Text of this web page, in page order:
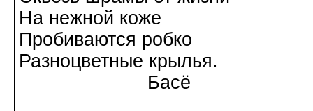
На нежной коже
Пробиваются робко
Разноцветные крылья.
Басё